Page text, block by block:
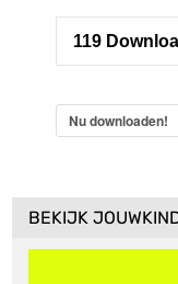
119
Nu downloaden!
BEKIJK